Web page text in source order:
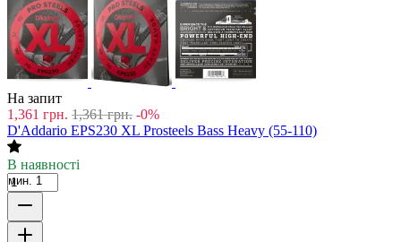
На запит
1,361 грн. 1,361 грн. -0%
D'Addario EPS230 XL Prosteels Bass Heavy (55-110)
В наявності
мин. 1